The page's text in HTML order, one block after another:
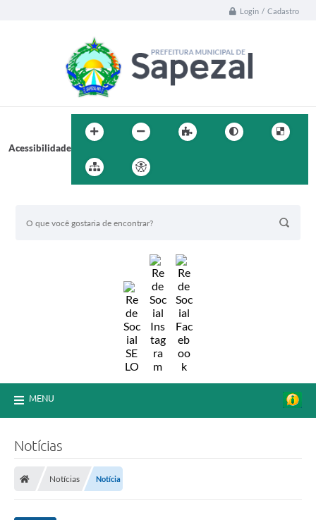
Login / Cadastro
Acessibilidade
MENU
Notícias
Notícias Notícia